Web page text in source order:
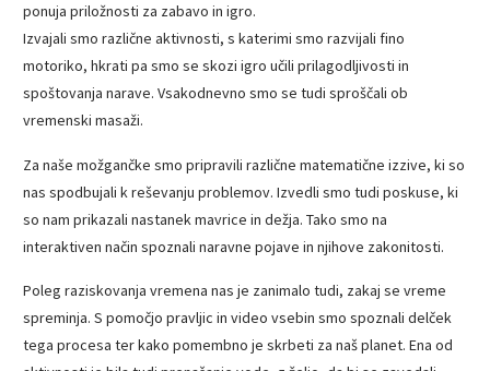
ponuja priložnosti za zabavo in igro.
Izvajali smo različne aktivnosti, s katerimi smo razvijali fino
motoriko, hkrati pa smo se skozi igro učili prilagodljivosti in
spoštovanja narave. Vsakodnevno smo se tudi sproščali ob
vremenski masaži.
Za naše možgančke smo pripravili različne matematične izzive, ki so
nas spodbujali k reševanju problemov. Izvedli smo tudi poskuse, ki
so nam prikazali nastanek mavrice in dežja. Tako smo na
interaktiven način spoznali naravne pojave in njihove zakonitosti.
Poleg raziskovanja vremena nas je zanimalo tudi, zakaj se vreme
spreminja. S pomočjo pravljic in video vsebin smo spoznali delček
tega procesa ter kako pomembno je skrbeti za naš planet. Ena od